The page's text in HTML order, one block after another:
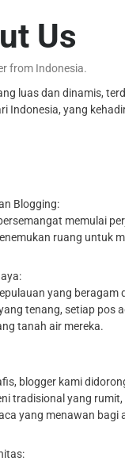
Us
from Indonesia.
luas dan dinamis,
Indonesia, yang
Blogging:
memulai
ruang untuk
yang
tenang, setiap pos
tanah air mereka.
blogger kami
tradisional yang
yang menawan bagi